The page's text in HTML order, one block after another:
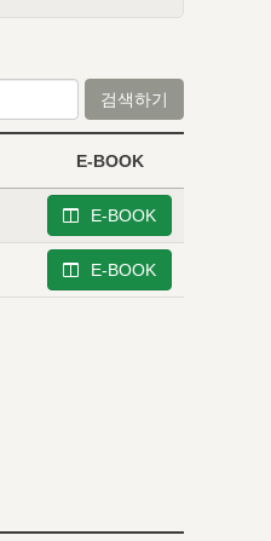
검색하기
E-BOOK
E-BOOK
E-BOOK